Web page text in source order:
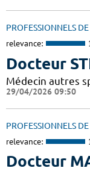
PROFESSIONNELS
relevance:
Docteur
Médecin autres
29/04/2026 09:50
PROFESSIONNELS
relevance:
Docteur